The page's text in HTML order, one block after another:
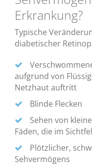
Erkrankung?
Typische
diabetischer
aufgrund von
Netzhaut auftritt
Blinde Flecken
Sehen von
Fäden, die im
Plötzlicher,
Sehvermögens